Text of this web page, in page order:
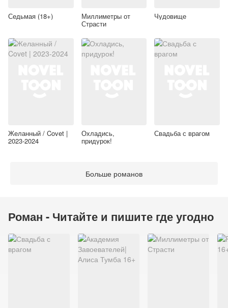
Седьмая (18+) Миллиметры от
Страсти
Чудовище
Желанный / Covet |
2023-2024
Охладись,
придурок!
Свадьба с врагом
Больше романов
Роман - Читайте и пишите где угодно